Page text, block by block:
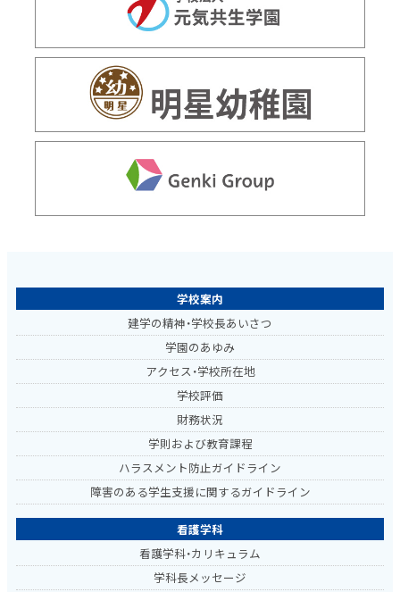
学校案内
建学の精神・学校長あいさつ
学園のあゆみ
アクセス・学校所在地
学校評価
財務状況
学則および教育課程
ハラスメント防止ガイドライン
障害のある学生支援に関するガイドライン
看護学科
看護学科・カリキュラム
学科長メッセージ